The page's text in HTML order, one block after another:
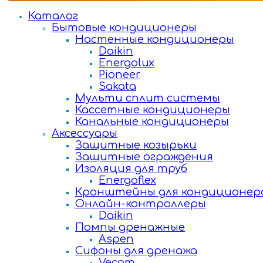
Каталог
Бытовые кондиционеры
Настенные кондиционеры
Daikin
Energolux
Pioneer
Sakata
Мульти сплит системы
Кассетные кондиционеры
Канальные кондиционеры
Аксессуары
Защитные козырьки
Защитные ограждения
Изоляция для труб
Energoflex
Кронштейны для
Онлайн-контроллеры
Daikin
Помпы дренажные
Aspen
Сифоны для дренажа